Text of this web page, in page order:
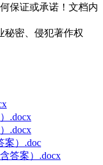
保证或承诺！文档内
秘密、侵犯著作权
.docx
.docx
案）.doc
答案）.docx